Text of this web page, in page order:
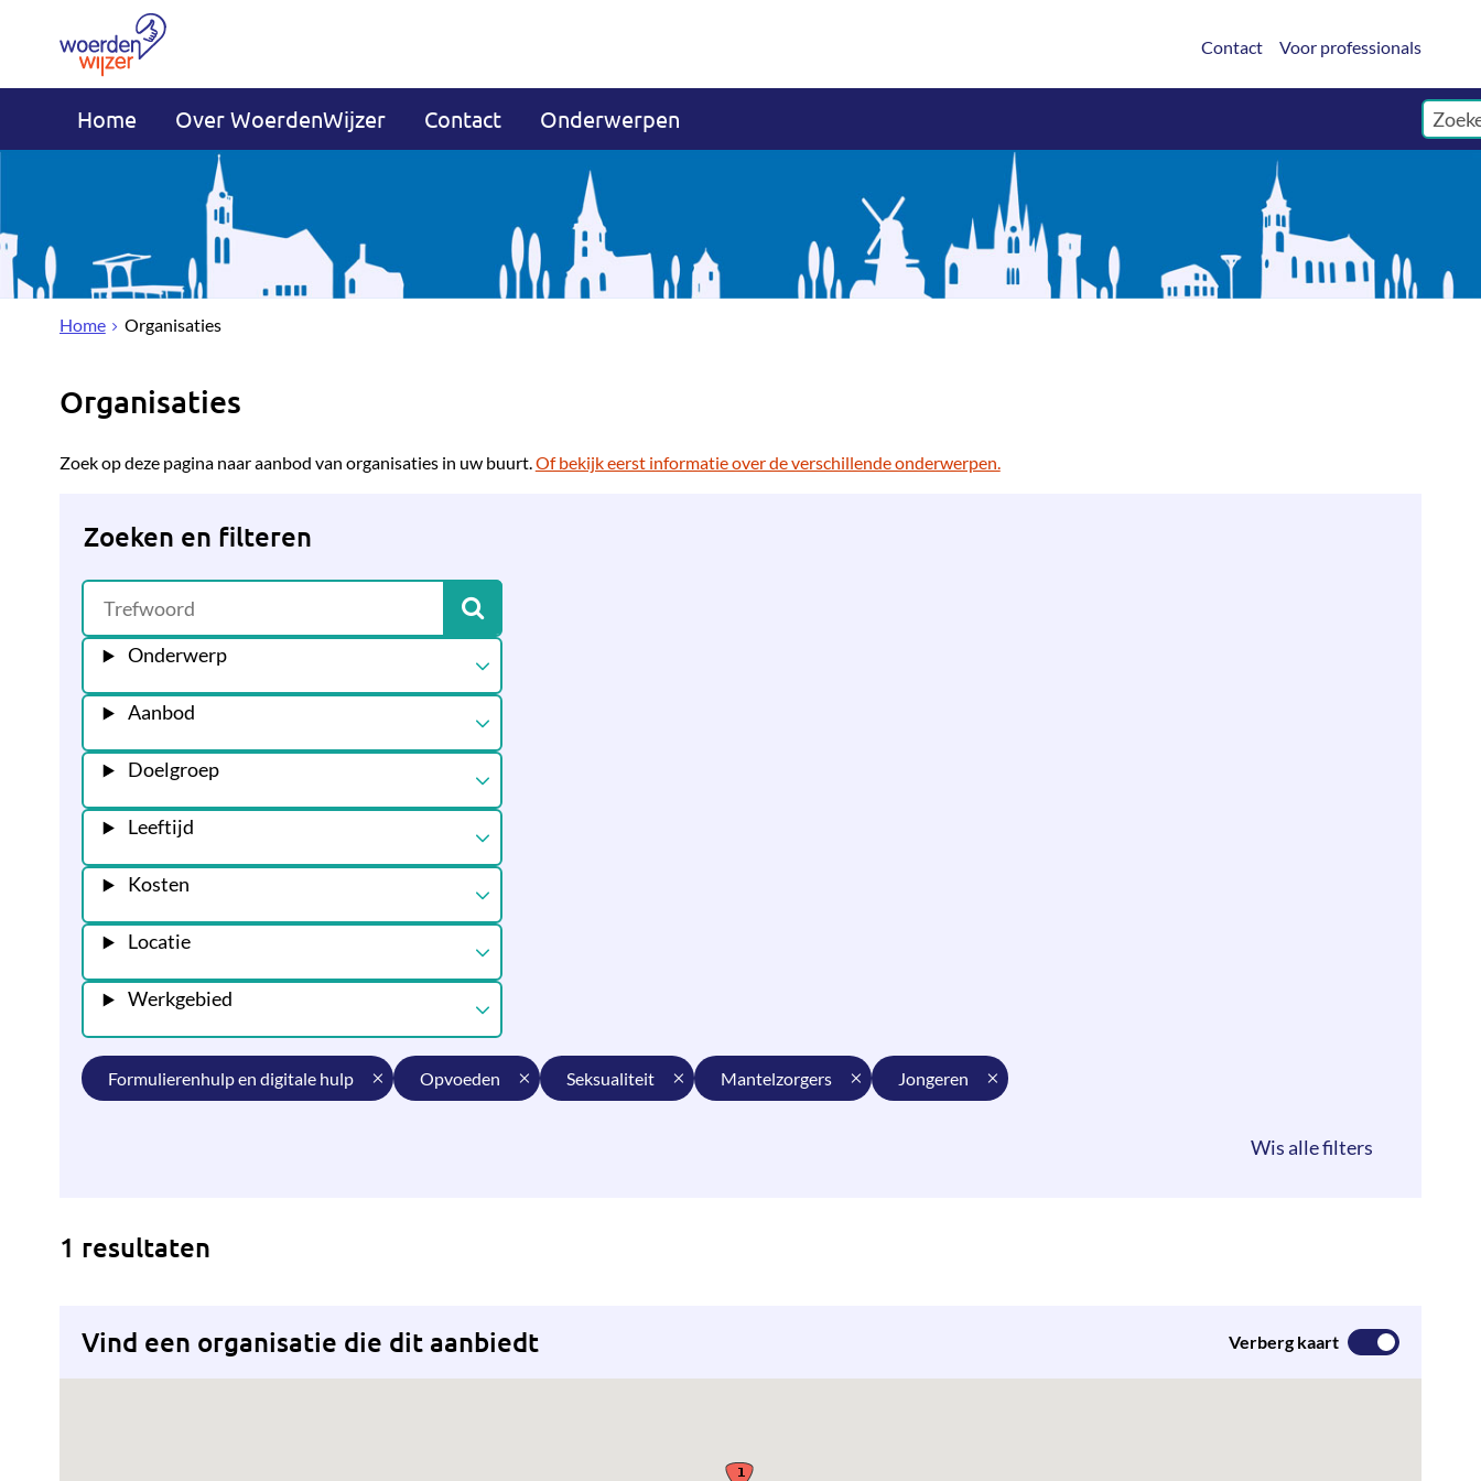
Contact Voor professionals
Home Over WoerdenWijzer Contact Onderwerpen
Home Organisaties
Organisaties
Zoek op deze pagina naar aanbod van organisaties in uw buurt.Of bekijk eerst informatie over de verschillende onderwerpen.
Zoeken en filteren
Onderwerp
Aanbod
Doelgroep
Leeftijd
Kosten
Locatie
Werkgebied
formulierenhulp en digitale hulp opvoeden seksualiteit mantelzorgers jongeren
1 resultaten
Vind een organisatie die dit aanbiedt Verberg kaart